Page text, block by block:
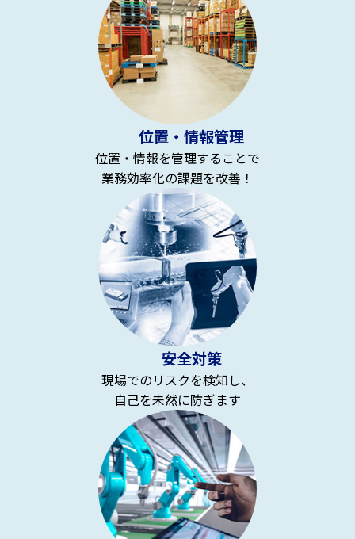
位置・情報管理
位置・情報を管理することで
業務効率化の課題を改善！
安全対策
現場でのリスクを検知し、
自己を未然に防ぎます